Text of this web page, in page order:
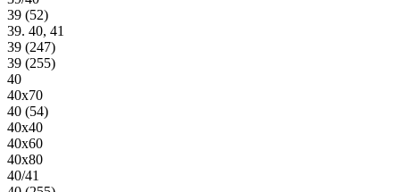
39 (52)
39. 40, 41
39 (247)
39 (255)
40
40х70
40 (54)
40х40
40х60
40х80
40/41